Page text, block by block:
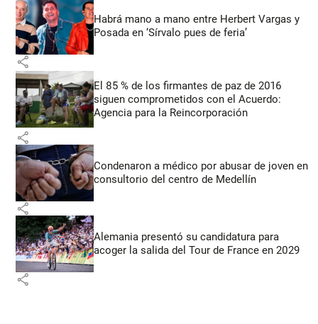
Habrá mano a mano entre Herbert Vargas y
Posada en ‘Sírvalo pues de feria’
share
El 85 % de los firmantes de paz de 2016
siguen comprometidos con el Acuerdo:
Agencia para la Reincorporación
share
Condenaron a médico por abusar de joven en
consultorio del centro de Medellín
share
Alemania presentó su candidatura para
acoger la salida del Tour de France en 2029
share